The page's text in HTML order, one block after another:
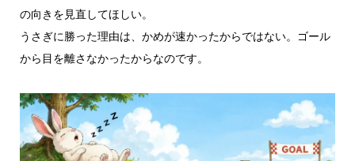
の向きを見直してほしい。
うさぎに勝った理由は、かめが速かったからではない。ゴール
から目を離さなかったからなのです。